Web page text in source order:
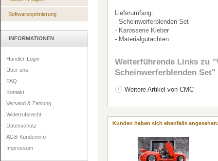
Softwareoptimierung
INFORMATIONEN
Händler-Login
Über uns
FAQ
Kontakt
Versand & Zahlung
Widerrufsrecht
Datenschutz
AGB-Kundeninfo
Impressum
Lieferumfang:
- Scheinwerferblenden Set
- Karosserie Kleber
- Materialgutachten
Weiterführende Links zu
Scheinwerferblenden Set"
Weitere Artikel von CMC
Kunden haben sich ebenfalls